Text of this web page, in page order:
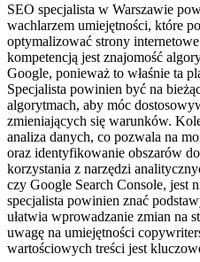
SEO specjalista w Warszawie
wachlarzem umiejętności, które
optymalizować strony
kompetencją jest znajomość
Google, ponieważ to właśnie ta
Specjalista powinien być na
algorytmach, aby móc
zmieniających się warunków.
analiza danych, co pozwala na
oraz identyfikowanie obszarów
korzystania z narzędzi
czy Google Search Console, jest
specjalista powinien znać
ułatwia wprowadzanie zmian na
uwagę na umiejętności
wartościowych treści jest